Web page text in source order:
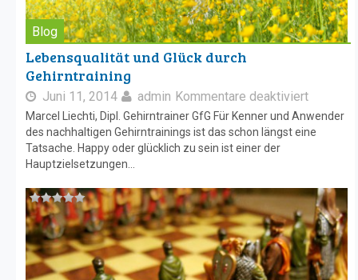
Blog
Lebensqualität und Glück durch
Gehirntraining
Juni 11, 2014 admin Kommentare deaktiviert
Marcel Liechti, Dipl. Gehirntrainer GfG Für Kenner und Anwender
des nachhaltigen Gehirntrainings ist das schon längst eine
Tatsache. Happy oder glücklich zu sein ist einer der
Hauptzielsetzungen...